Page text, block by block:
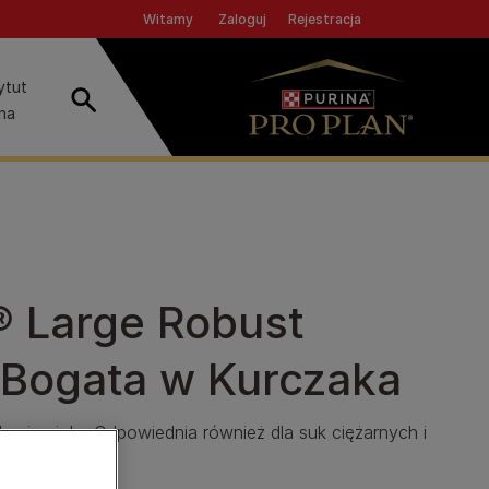
Witamy Header top
Zaloguj Rejestracja
Szukaj
Large Robust
w Kurczaka
ciała. Odpowiednia również dla suk ciężarnych i